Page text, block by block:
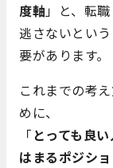
度軸」と、転
逃さないとい
要があります。
これまでの考
めに、
「 とっても良
はまるポジシ